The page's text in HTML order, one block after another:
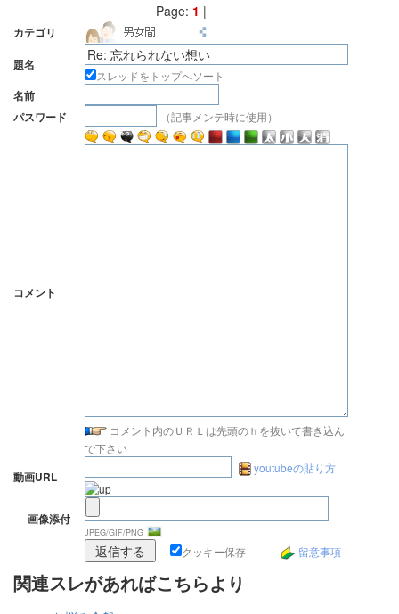
Page: 1 |
カテゴリ
題名
スレッドをトップへソート
名前
パスワード
（記事メンテ時に使用）
コメント
コメント内のＵＲＬは先頭のｈを抜いて書き込ん
で下さい
動画URL
youtubeの貼り方
画像添付
JPEG/GIF/PNG
クッキー保存 留意事項
関連スレがあればこちらより